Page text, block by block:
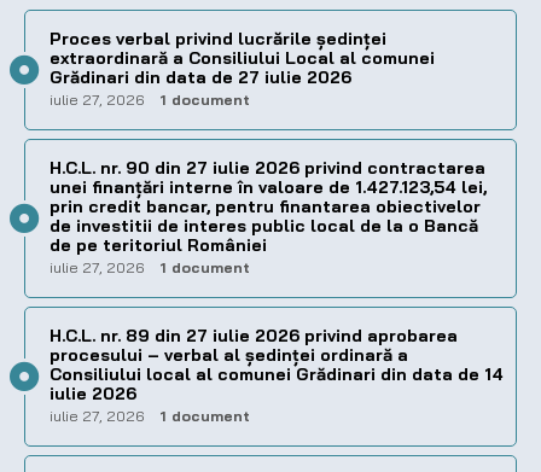
Proces verbal privind lucrările ședinței
extraordinară a Consiliului Local al comunei
Grădinari din data de 27 iulie 2026
iulie 27, 2026 1 document
H.C.L. nr. 90 din 27 iulie 2026 privind contractarea
unei finanțări interne în valoare de 1.427.123,54 lei,
prin credit bancar, pentru finantarea obiectivelor
de investitii de interes public local de la o Bancă
de pe teritoriul României
iulie 27, 2026 1 document
H.C.L. nr. 89 din 27 iulie 2026 privind aprobarea
procesului – verbal al şedinţei ordinară a
Consiliului local al comunei Grădinari din data de 14
iulie 2026
iulie 27, 2026 1 document